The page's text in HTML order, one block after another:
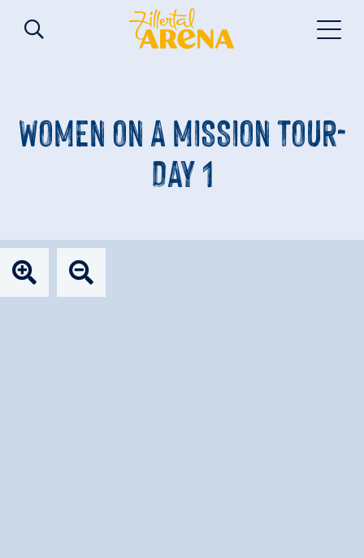
WOMEN ON A MISSION TOUR-
DAY 1